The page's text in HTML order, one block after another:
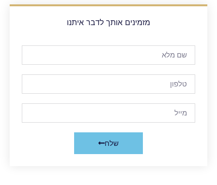
מזמינים אותך לדבר איתנו
שלח